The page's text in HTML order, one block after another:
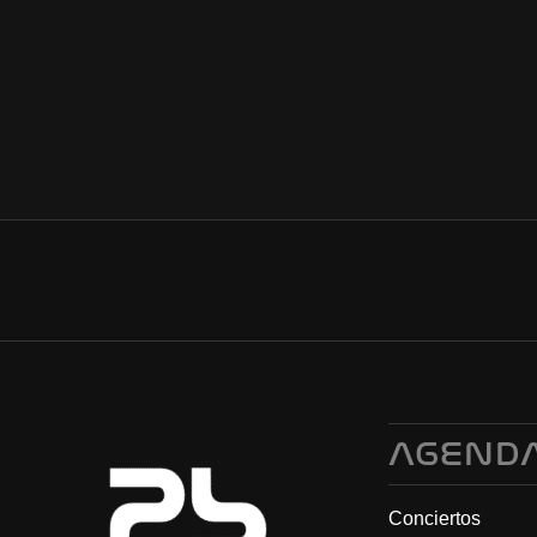
Conciertos